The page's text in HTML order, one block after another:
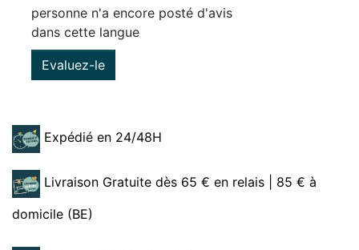
personne n'a encore posté d'avis
dans cette langue
Evaluez-le
Expédié en 24/48H
Livraison Gratuite dès 65 € en relais | 85 € à
domicile (BE)